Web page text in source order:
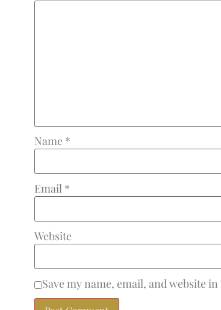
Name *
Email *
Website
Save my name, email, and website